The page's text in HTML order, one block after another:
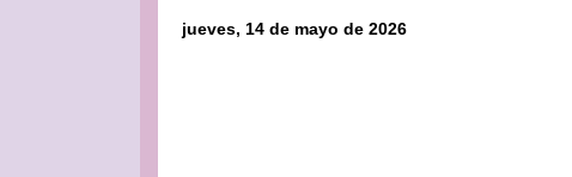
jueves, 14 de mayo de 2026